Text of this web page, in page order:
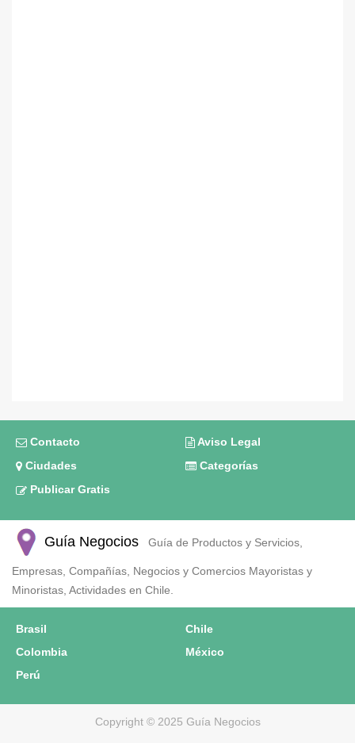
Contacto
Aviso Legal
Ciudades
Categorías
Publicar Gratis
Guía Negocios Guía de Productos y Servicios,
Empresas, Compañías, Negocios y Comercios Mayoristas y
Minoristas, Actividades en Chile.
Brasil
Chile
Colombia
México
Perú
Copyright © 2025 Guía Negocios